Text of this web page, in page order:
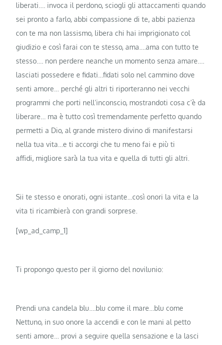
liberati…. invoca il perdono, sciogli gli attaccamenti quando
sei pronto a farlo, abbi compassione di te, abbi pazienza
con te ma non lassismo, libera chi hai imprigionato col
giudizio e così farai con te stesso, ama….ama con tutto te
stesso…. non perdere neanche un momento senza amare….
lasciati possedere e fidati…fidati solo nel cammino dove
senti amore… perché gli altri ti riporteranno nei vecchi
programmi che porti nell’inconscio, mostrandoti cosa c’è da
liberare… ma è tutto così tremendamente perfetto quando
permetti a Dio, al grande mistero divino di manifestarsi
nella tua vita…e ti accorgi che tu meno fai e più ti
affidi, migliore sarà la tua vita e quella di tutti gli altri.
Sii te stesso e onorati, ogni istante…così onori la vita e la
vita ti ricambierà con grandi sorprese.
[wp_ad_camp_1]
Ti propongo questo per il giorno del novilunio:
Prendi una candela blu….blu come il mare…blu come
Nettuno, in suo onore la accendi e con le mani al petto
senti amore… provi a seguire quella sensazione e la lasci